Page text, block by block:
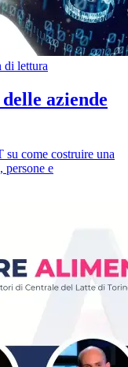
di lettura
aziende
come costruire una
persone e